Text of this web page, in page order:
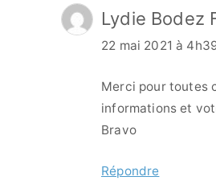
Lydie Bodez
22 mai 2021 à
Merci pour toutes
informations et
Bravo
Répondre